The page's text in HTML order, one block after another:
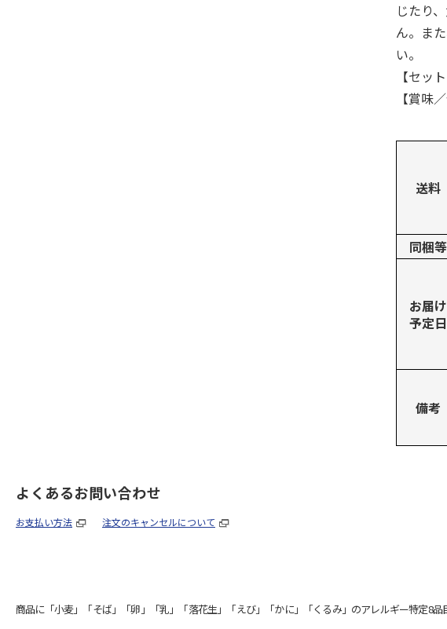
じたり
ん。ま
い。
【セッ
【賞味
送料
同梱等
お届け
予定日
備考
よくあるお問い合わせ
お支払い方法 注文のキャンセルについて
商品に「小麦」「そば」「卵」「乳」「落花生」「えび」「かに」「くるみ」のアレルギー特定8品